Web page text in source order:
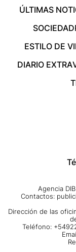
ÚLTIMAS
SOCIEDAD
ESTILO DE
DIARIO EXTRA
Agencia
Contactos:
Dirección de las
Teléfono: